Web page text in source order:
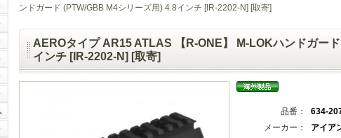
ンドガード (PTW/GBB M4シリーズ用) 4.8インチ [IR-2202-N] [取寄]
AEROタイプ AR15 ATLAS 【R-ONE】 M-LOKハンドガー
インチ [IR-2202-N] [取寄]
品番：
634-
メーカー：
アイア